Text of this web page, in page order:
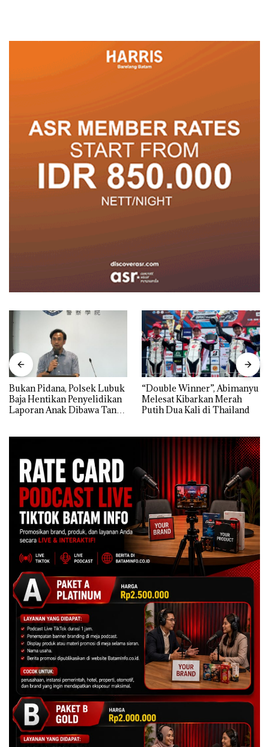
Bukan Pidana, Polsek Lubuk
Baja Hentikan Penyelidikan
Laporan Anak Dibawa Tanpa
“Double Winner”, Abimanyu
Melesat Kibarkan Merah
Putih Dua Kali di Thailand